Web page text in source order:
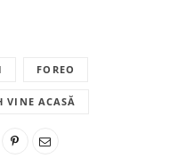
FOREO
VINE ACASĂ